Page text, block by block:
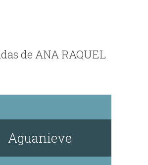
de ANA RAQUEL
Aguanieve